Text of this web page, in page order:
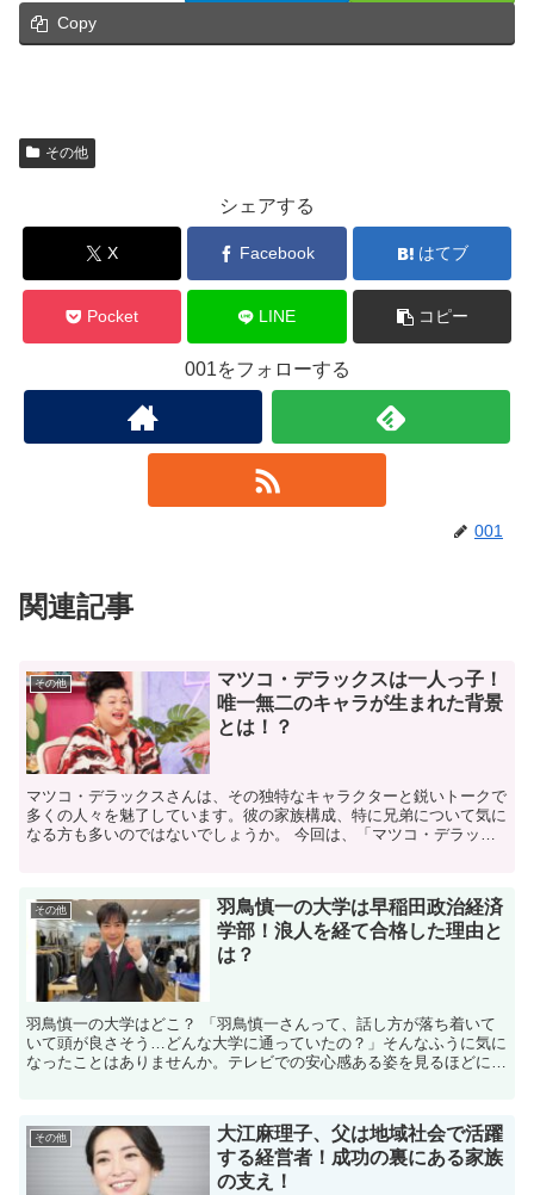
Copy
その他
シェアする
X Facebook はてブ
Pocket LINE コピー
001をフォローする
001
関連記事
その他
マツコ・デラックスは一人っ子！
唯一無二のキャラが生まれた背景
とは！？
マツコ・デラックスさんは、その独特なキャラクターと鋭いトークで
多くの人々を魅了しています。彼の家族構成、特に兄弟について気に
なる方も多いのではないでしょうか。 今回は、「マツコ・デラック
その他
羽鳥慎一の大学は早稲田政治経済
学部！浪人を経て合格した理由と
は？
羽鳥慎一の大学はどこ？ 「羽鳥慎一さんって、話し方が落ち着いて
いて頭が良さそう…どんな大学に通っていたの？」そんなふうに気に
なったことはありませんか。テレビでの安心感ある姿を見るほどに、
その他
大江麻理子、父は地域社会で活躍
する経営者！成功の裏にある家族
の支え！